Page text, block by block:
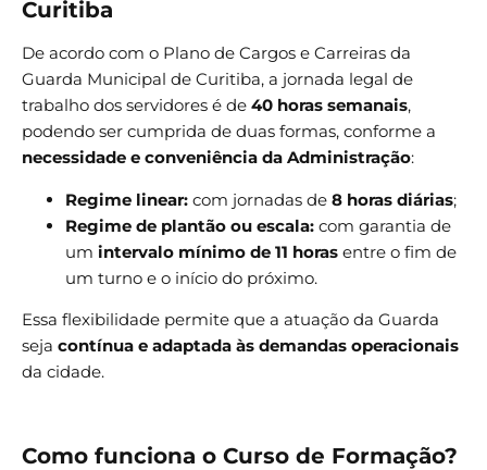
Curitiba
De acordo com o Plano de Cargos e Carreiras da
Guarda Municipal de Curitiba, a jornada legal de
trabalho dos servidores é de 40 horas semanais,
podendo ser cumprida de duas formas, conforme a
necessidade e conveniência da Administração:
Regime linear: com jornadas de 8 horas diárias;
Regime de plantão ou escala: com garantia de
um intervalo mínimo de 11 horas entre o fim de
um turno e o início do próximo.
Essa flexibilidade permite que a atuação da Guarda
seja contínua e adaptada às demandas operacionais
da cidade.
Como funciona o Curso de Formação?